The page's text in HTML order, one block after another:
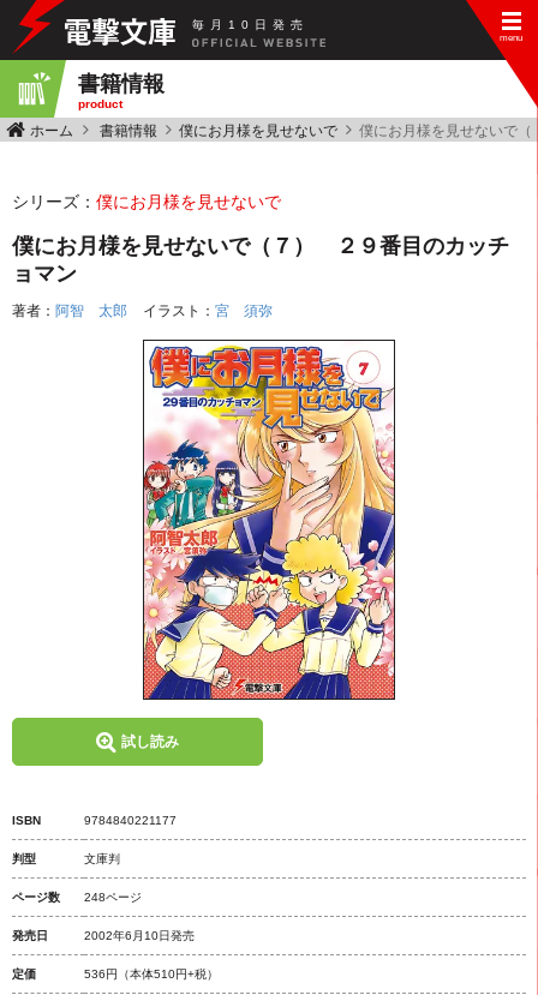
毎 月 10 日 発 売
書籍情報
product
ホーム 書籍情報 僕にお月様を見せないで 僕にお月様を見せないで
シリーズ： 僕にお月様を見せないで
僕にお月様を見せないで（７） ２９番目のカッチ
ョマン
著者： 阿智 太郎 イラスト： 宮 須弥
試し読み
ISBN 9784840221177
判型 文庫判
ページ数 248ページ
発売日 2002年6月10日発売
定価 536円 （本体510円+税）